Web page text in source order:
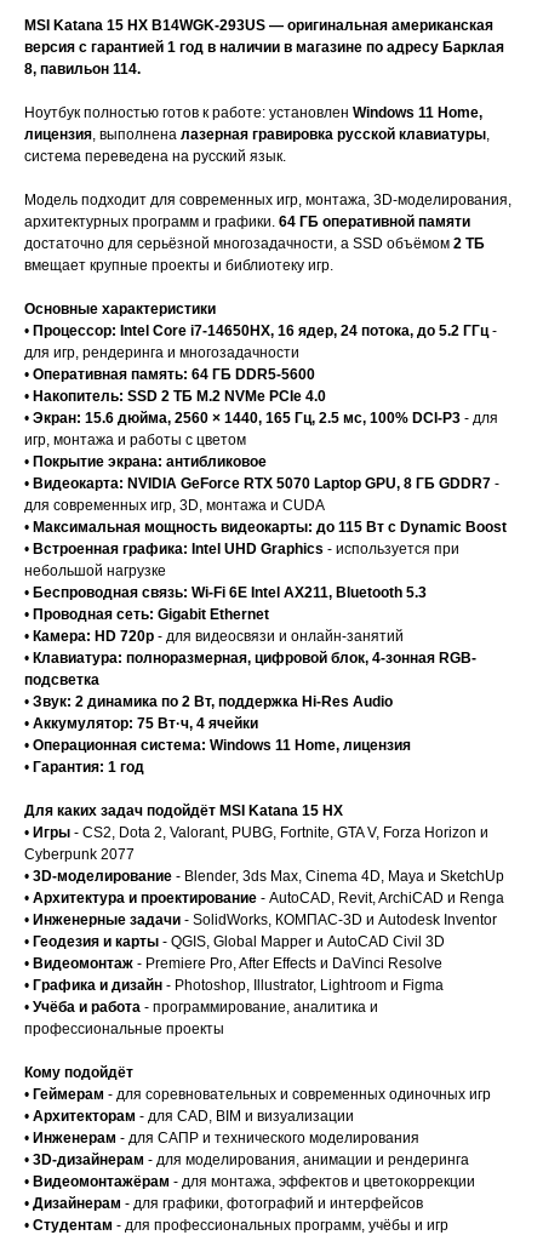
MSI Katana 15 HX B14WGK-293US — оригинальная американская
версия с гарантией 1 год в наличии в магазине по адресу Барклая
8, павильон 114.
Ноутбук полностью готов к работе: установлен Windows 11 Home,
лицензия, выполнена лазерная гравировка русской клавиатуры,
система переведена на русский язык.
Модель подходит для современных игр, монтажа, 3D-моделирования,
архитектурных программ и графики. 64 ГБ оперативной памяти
достаточно для серьёзной многозадачности, а SSD объёмом 2 ТБ
вмещает крупные проекты и библиотеку игр.
Основные характеристики
• Процессор: Intel Core i7-14650HX, 16 ядер, 24 потока, до 5.2 ГГц-
для игр, рендеринга и многозадачности
• Оперативная память: 64 ГБ DDR5-5600
• Накопитель: SSD 2 ТБ M.2 NVMe PCIe 4.0
• Экран: 15.6 дюйма, 2560 × 1440, 165 Гц, 2.5 мс, 100% DCI-P3 - для
игр, монтажа и работы с цветом
• Покрытие экрана: антибликовое
• Видеокарта: NVIDIA GeForce RTX 5070 Laptop GPU, 8 ГБ GDDR7 -
для современных игр, 3D, монтажа и CUDA
• Максимальная мощность видеокарты: до 115 Вт с Dynamic Boost
• Встроенная графика: Intel UHD Graphics - используется при
небольшой нагрузке
• Беспроводная связь: Wi-Fi 6E Intel AX211, Bluetooth 5.3
• Проводная сеть: Gigabit Ethernet
• Камера: HD 720p - для видеосвязи и онлайн-занятий
• Клавиатура: полноразмерная, цифровой блок, 4-зонная RGB-
подсветка
• Звук: 2 динамика по 2 Вт, поддержка Hi-Res Audio
• Аккумулятор: 75 Вт·ч, 4 ячейки
• Операционная система: Windows 11 Home, лицензия
• Гарантия: 1 год
Для каких задач подойдёт MSI Katana 15 HX
• Игры - CS2, Dota 2, Valorant, PUBG, Fortnite, GTA V, Forza Horizon и
Cyberpunk 2077
• 3D-моделирование - Blender, 3ds Max, Cinema 4D, Maya и SketchUp
• Архитектура и проектирование - AutoCAD, Revit, ArchiCAD и Renga
• Инженерные задачи - SolidWorks, КОМПАС-3D и Autodesk Inventor
• Геодезия и карты - QGIS, Global Mapper и AutoCAD Civil 3D
• Видеомонтаж - Premiere Pro, After Effects и DaVinci Resolve
• Графика и дизайн - Photoshop, Illustrator, Lightroom и Figma
• Учёба и работа - программирование, аналитика и
профессиональные проекты
Кому подойдёт
• Геймерам - для соревновательных и современных одиночных игр
• Архитекторам - для CAD, BIM и визуализации
• Инженерам - для САПР и технического моделирования
• 3D-дизайнерам - для моделирования, анимации и рендеринга
• Видеомонтажёрам - для монтажа, эффектов и цветокоррекции
• Дизайнерам - для графики, фотографий и интерфейсов
• Студентам - для профессиональных программ, учёбы и игр